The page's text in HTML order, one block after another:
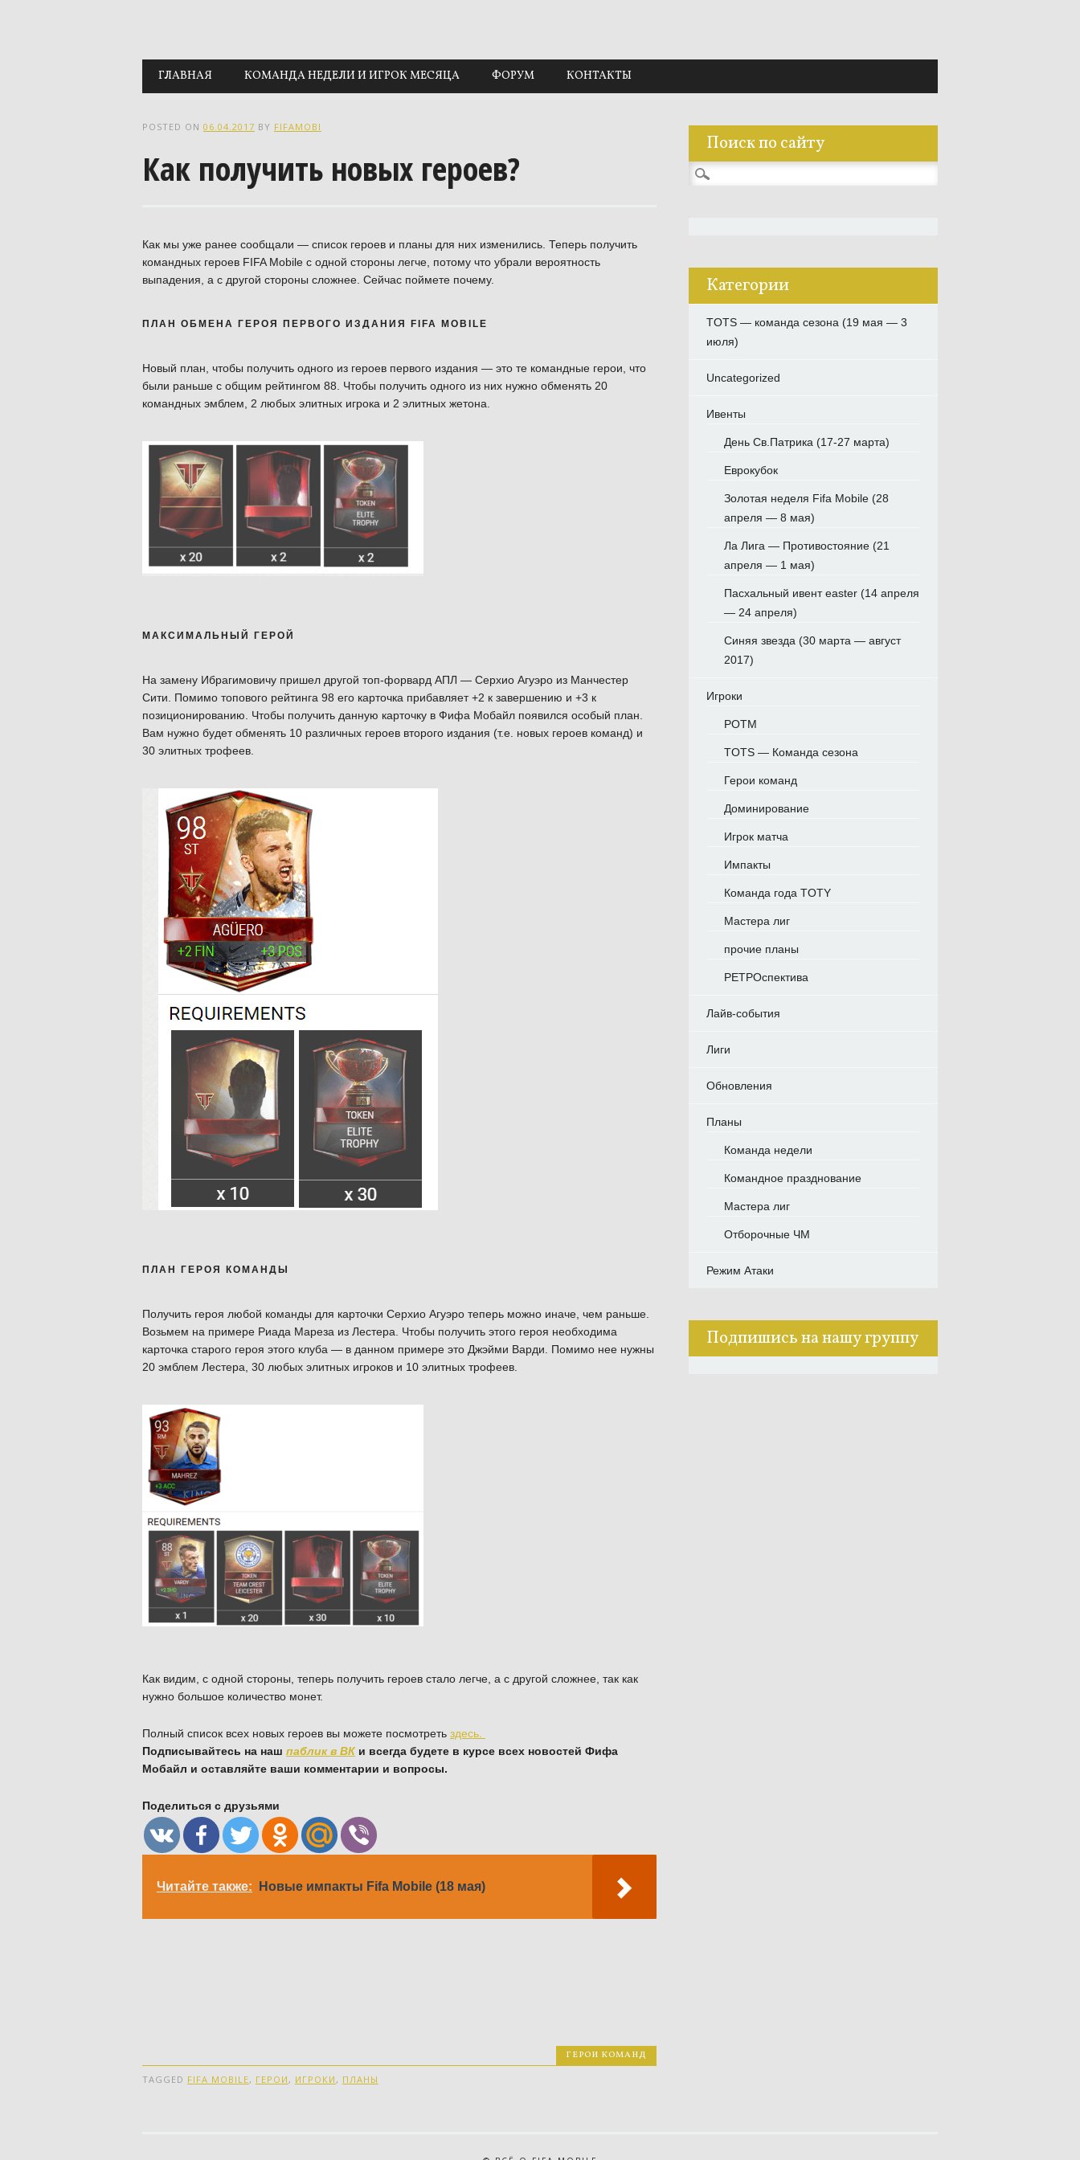
Main menu
Skip to content
ГЛАВНАЯ КОМАНДА НЕДЕЛИ И ИГРОК МЕСЯЦА ФОРУМ КОНТАКТЫ
POSTED ON 06.04.2017 BY FIFAMOBI
Как получить новых героев?
Как мы уже ранее сообщали — список героев и планы для них изменились. Теперь получить
командных героев FIFA Mobile с одной стороны легче, потому что убрали вероятность
выпадения, а с другой стороны сложнее. Сейчас поймете почему.
ПЛАН ОБМЕНА ГЕРОЯ ПЕРВОГО ИЗДАНИЯ FIFA MOBILE
Новый план, чтобы получить одного из героев первого издания — это те командные герои, что
были раньше с общим рейтингом 88. Чтобы получить одного из них нужно обменять 20
командных эмблем, 2 любых элитных игрока и 2 элитных жетона.
МАКСИМАЛЬНЫЙ ГЕРОЙ
На замену Ибрагимовичу пришел другой топ-форвард АПЛ — Серхио Агуэро из Манчестер
Сити. Помимо топового рейтинга 98 его карточка прибавляет +2 к завершению и +3 к
позиционированию. Чтобы получить данную карточку в Фифа Мобайл появился особый план.
Вам нужно будет обменять 10 различных героев второго издания (т.е. новых героев команд) и
30 элитных трофеев.
ПЛАН ГЕРОЯ КОМАНДЫ
Получить героя любой команды для карточки Серхио Агуэро теперь можно иначе, чем раньше.
Возьмем на примере Риада Мареза из Лестера. Чтобы получить этого героя необходима
карточка старого героя этого клуба — в данном примере это Джэйми Варди. Помимо нее нужны
20 эмблем Лестера, 30 любых элитных игроков и 10 элитных трофеев.
Как видим, с одной стороны, теперь получить героев стало легче, а с другой сложнее, так как
нужно большое количество монет.
Полный список всех новых героев вы можете посмотреть здесь.
Подписывайтесь на наш паблик в ВК и всегда будете в курсе всех новостей Фифа
Мобайл и оставляйте ваши комментарии и вопросы.
Поделиться с друзьями
Читайте также: Новые импакты Fifa Mobile (18 мая)
ГЕРОИ КОМАНД
TAGGED FIFA MOBILE, ГЕРОИ , ИГРОКИ , ПЛАНЫ
Поиск по сайту
Найти:
Категории
TOTS — команда сезона (19 мая — 3
июля)
Uncategorized
Ивенты
День Св.Патрика (17-27 марта)
Еврокубок
Золотая неделя Fifa Mobile (28
апреля — 8 мая)
Ла Лига — Противостояние (21
апреля — 1 мая)
Пасхальный ивент easter (14 апреля
— 24 апреля)
Синяя звезда (30 марта — август
2017)
Игроки
POTM
TOTS — Команда сезона
Герои команд
Доминирование
Игрок матча
Импакты
Команда года TOTY
Мастера лиг
прочие планы
РЕТРОспектива
Лайв-события
Лиги
Обновления
Планы
Команда недели
Командное празднование
Мастера лиг
Отборочные ЧМ
Режим Атаки
Подпишись на нашу группу